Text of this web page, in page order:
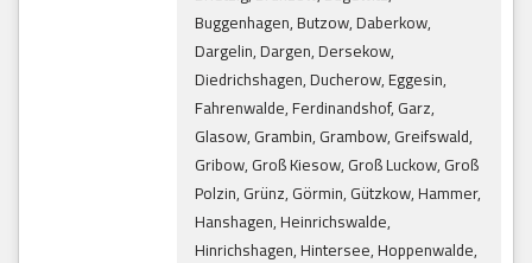
Buggenhagen, Butzow, Daberkow,
Dargelin, Dargen, Dersekow,
Diedrichshagen, Ducherow, Eggesin,
Fahrenwalde, Ferdinandshof, Garz,
Glasow, Grambin, Grambow, Greifswald,
Gribow, Groß Kiesow, Groß Luckow, Groß
Polzin, Grünz, Görmin, Gützkow, Hammer,
Hanshagen, Heinrichswalde,
Hinrichshagen, Hintersee, Hoppenwalde,